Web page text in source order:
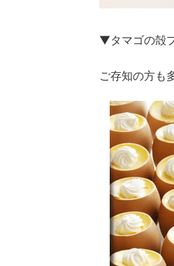
▼タマゴの殻
ご存知の方も